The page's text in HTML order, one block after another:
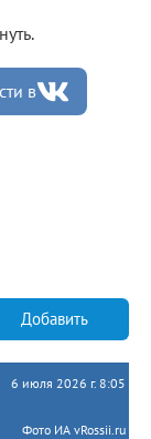
в
Добавить
6 июля 2026 г. 8:05
Фото ИА vRossii.ru